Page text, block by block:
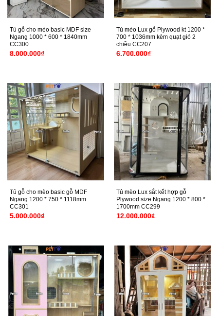
Tủ gỗ cho mèo basic MDF size
Ngang 1000 * 600 * 1840mm
CC300
8.000.000₫
Tủ mèo Lux gỗ Plywood kt 1200 *
700 * 1036mm kèm quạt gió 2
chiều CC207
6.700.000₫
Tủ gỗ cho mèo basic gỗ MDF
Ngang 1200 * 750 * 1118mm
CC301
5.000.000₫
Tủ mèo Lux sắt kết hợp gỗ
Plywood size Ngang 1200 * 800 *
1700mm CC299
12.000.000₫